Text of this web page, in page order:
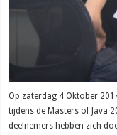
Op zaterdag 4 Oktober
tijdens de Masters of Java
deelnemers hebben zich